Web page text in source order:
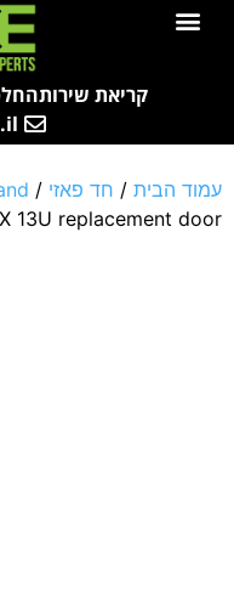
לתוכן
קריאת שירות
עמוד הבית / חד פאזי /
13U replacement door